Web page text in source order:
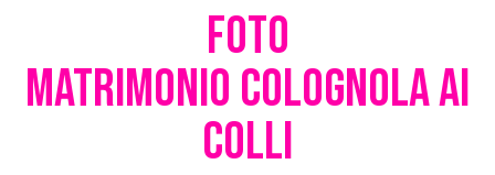
Foto
Matrimonio Colognola ai
Colli